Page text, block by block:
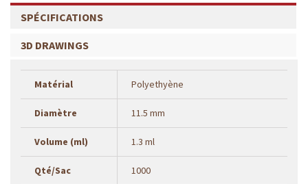
SPÉCIFICATIONS
3D DRAWINGS
Matérial Polyethyène
Diamètre 11.5 mm
Volume (ml) 1.3 ml
Qté/Sac 1000